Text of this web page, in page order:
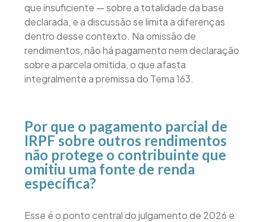
que insuficiente — sobre a totalidade da base
declarada, e a discussão se limita a diferenças
dentro desse contexto. Na omissão de
rendimentos, não há pagamento nem declaração
sobre a parcela omitida, o que afasta
integralmente a premissa do Tema 163.
Por que o pagamento parcial de
IRPF sobre outros rendimentos
não protege o contribuinte que
omitiu uma fonte de renda
específica?
Esse é o ponto central do julgamento de 2026 e